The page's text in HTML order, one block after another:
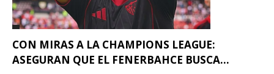
CON MIRAS A LA CHAMPIONS LEAGUE:
ASEGURAN QUE EL FENERBAHCE BUSCA...